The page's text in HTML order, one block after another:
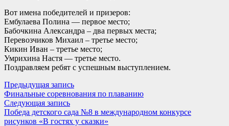
Вот имена победителей и призеров:
Ембулаева Полина — первое место;
Бабочкина Александра – два первых места;
Перевозчиков Михаил – третье место;
Кикин Иван – третье место;
Умрихина Настя — третье место.
Поздравляем ребят с успешным выступлением.
Навигация
по
записям
Предыдущая записьПредыдущая
запись:
Финальные соревнования по плаванию
Следующая записьСледующая
запись:
Победа детского сада №8 в международном конкурсе
рисунков «В гостях у сказки»